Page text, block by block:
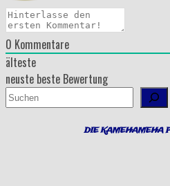
0 Kommentare
älteste
neuste beste Bewertung
Suchen
DIE KAMEHAMEHA